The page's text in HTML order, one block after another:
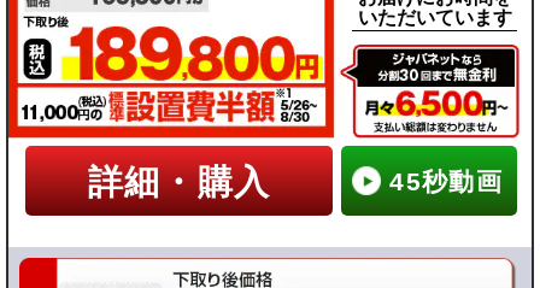
詳細・購入
いただいています
45秒動画